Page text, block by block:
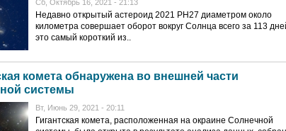
Сб, Октябрь 16, 2021 - 21:13
Недавно открытый астероид 2021 PH27 диаметром около
километра совершает оборот вокруг Солнца всего за 113
это самый короткий из..
комета обнаружена во внешней части
системы
Вт, Июнь 29, 2021 - 20:11
Гигантская комета, расположенная на окраине Солнечной